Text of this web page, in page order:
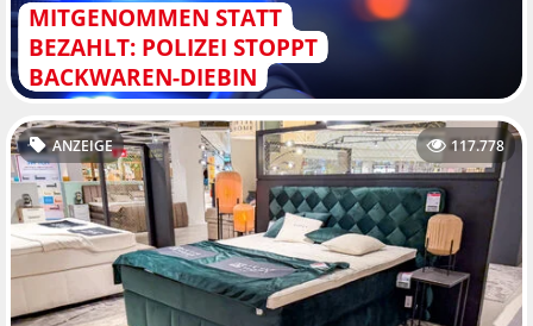
MITGENOMMEN STATT
BEZAHLT: POLIZEI STOPPT
BACKWAREN-DIEBIN
ANZEIGE 117.778